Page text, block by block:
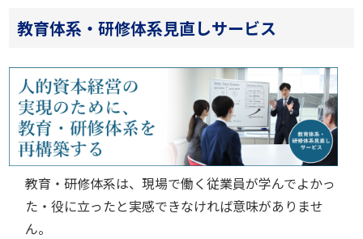
教育体系・研修体系見直しサービス
教育・研修体系は、現場で働く従業員が学んでよかっ
た・役に立ったと実感できなければ意味がありませ
ん。